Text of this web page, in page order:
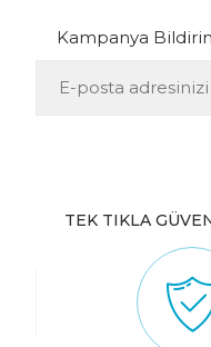
Kampanya
TEK TIKLA